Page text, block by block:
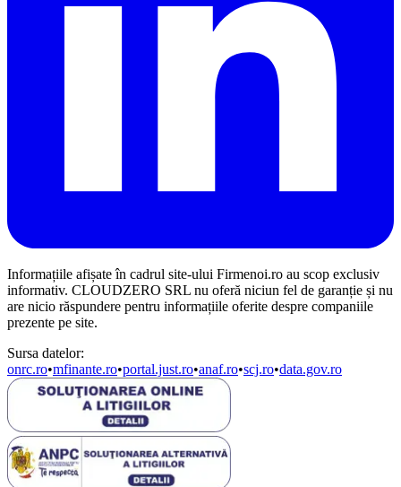
Informațiile afișate în cadrul site-ului Firmenoi.ro au scop exclusiv
informativ. CLOUDZERO SRL nu oferă niciun fel de garanție și nu
are nicio răspundere pentru informațiile oferite despre companiile
prezente pe site.
Sursa datelor:
onrc.ro•mfinante.ro•portal.just.ro•anaf.ro•scj.ro•data.gov.ro